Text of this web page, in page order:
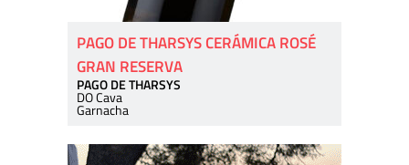
PAGO DE THARSYS CERÁMICA ROSÉ
GRAN RESERVA
PAGO DE THARSYS
DO Cava
Garnacha